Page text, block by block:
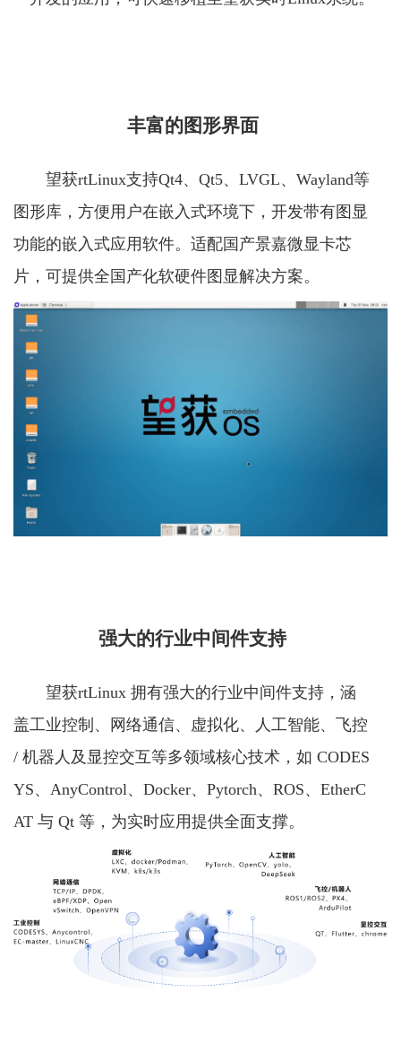
丰富的图形界面
望获rtLinux支持Qt4、Qt5、LVGL、Wayland等
图形库，方便用户在嵌入式环境下，开发带有图显
功能的嵌入式应用软件。适配国产景嘉微显卡芯
片，可提供全国产化软硬件图显解决方案。
强大的行业中间件支持
望获rtLinux 拥有强大的行业中间件支持，涵
盖工业控制、网络通信、虚拟化、人工智能、飞控
/ 机器人及显控交互等多领域核心技术，如 CODES
YS、AnyControl、Docker、Pytorch、ROS、EtherC
AT 与 Qt 等，为实时应用提供全面支撑。